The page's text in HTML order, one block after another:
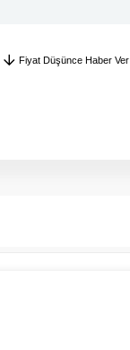
Fiyat Düşünce Haber Ver